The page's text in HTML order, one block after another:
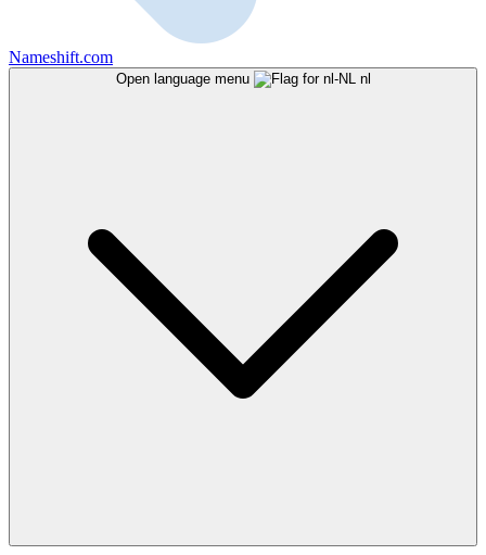
Nameshift.com
Open language menu nl